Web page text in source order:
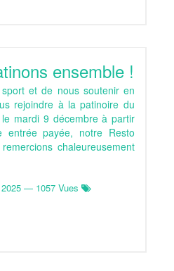
ensemble !
et de nous soutenir en
rejoindre à la patinoire du
mardi 9 décembre à partir
payée, notre Resto
chaleureusement
— 1057 Vues